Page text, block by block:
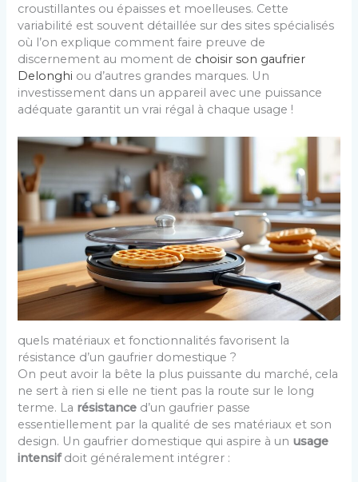
croustillantes ou épaisses et moelleuses. Cette
variabilité est souvent détaillée sur des sites spécialisés
où l’on explique comment faire preuve de
discernement au moment de choisir son gaufrier
Delonghi ou d’autres grandes marques. Un
investissement dans un appareil avec une puissance
adéquate garantit un vrai régal à chaque usage !
quels matériaux et fonctionnalités favorisent la
résistance d’un gaufrier domestique ?
On peut avoir la bête la plus puissante du marché, cela
ne sert à rien si elle ne tient pas la route sur le long
terme. La résistance d’un gaufrier passe
essentiellement par la qualité de ses matériaux et son
design. Un gaufrier domestique qui aspire à un usage
intensifdoit généralement intégrer :